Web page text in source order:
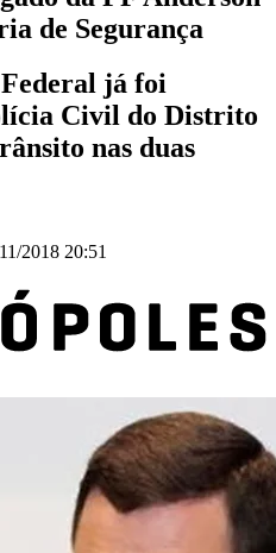
de Segurança
já foi
Civil do Distrito
nas duas
2018 20:51